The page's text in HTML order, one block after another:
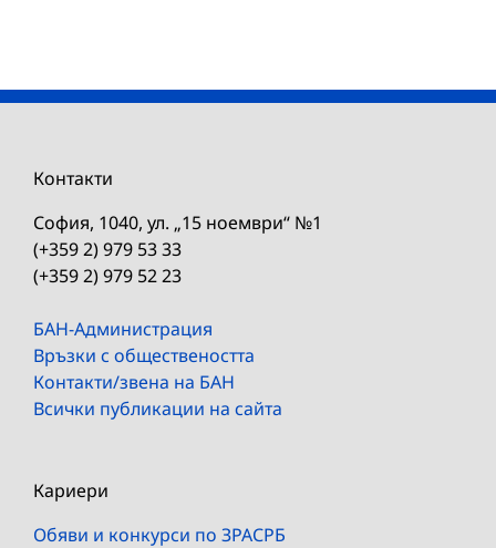
Контакти
София, 1040, ул. „15 ноември“ №1
(+359 2) 979 53 33
(+359 2) 979 52 23
БАН-Администрация
Връзки с обществеността
Контакти/звена на БАН
Всички публикации на сайта
Кариери
Обяви и конкурси по ЗРАСРБ